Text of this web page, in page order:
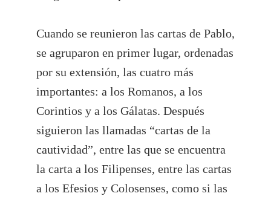
Cuando se reunieron las cartas de Pablo,
se agruparon en primer lugar, ordenadas
por su extensión, las cuatro más
importantes: a los Romanos, a los
Corintios y a los Gálatas. Después
siguieron las llamadas “cartas de la
cautividad”, entre las que se encuentra
la carta a los Filipenses, entre las cartas
a los Efesios y Colosenses, como si las